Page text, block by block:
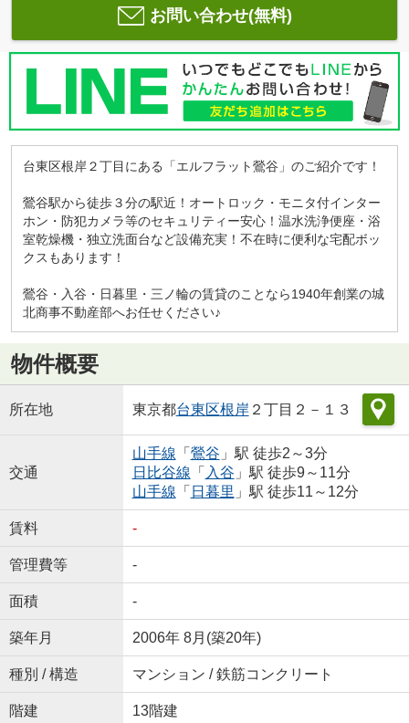
お問い合わせ(無料)
台東区根岸２丁目にある「エルフラット鶯谷」のご紹介です！
鶯谷駅から徒歩３分の駅近！オートロック・モニタ付インター
ホン・防犯カメラ等のセキュリティー安心！温水洗浄便座・浴
室乾燥機・独立洗面台など設備充実！不在時に便利な宅配ボッ
クスもあります！
鶯谷・入谷・日暮里・三ノ輪の賃貸のことなら1940年創業の城
北商事不動産部へお任せください♪
物件概要
所在地 東京都台東区根岸 ２丁目２－１３
交通
山手線 「 鶯谷 」駅 徒歩2～3分
日比谷線 「 入谷 」駅 徒歩9～11分
山手線 「 日暮里 」駅 徒歩11～12分
賃料 -
管理費等 -
面積 -
築年月 2006年 8月(築20年)
種別 / 構造 マンション / 鉄筋コンクリート
階建 13階建